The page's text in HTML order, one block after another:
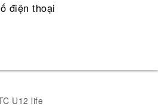
điện thoại
U12 life‎